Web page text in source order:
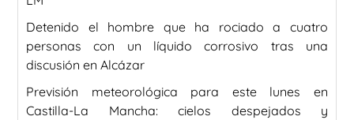
Detenido el hombre que ha rociado a cuatro
personas con un líquido corrosivo tras una
discusión en Alcázar
Previsión meteorológica para este lunes en
Castilla-La Mancha: cielos despejados y